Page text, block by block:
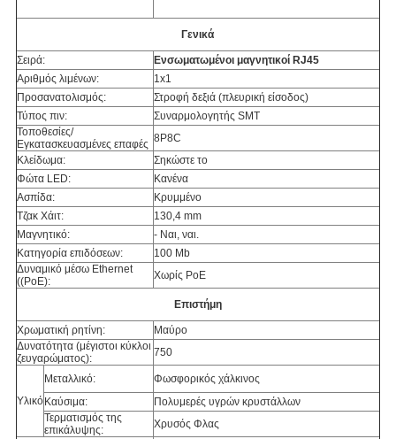
Γενικά
Σειρά:
Ενσωματωμένοι μαγνητικοί RJ45
Αριθμός λιμένων:
1x1
Προσανατολισμός:
Στροφή δεξιά (πλευρική είσοδος)
Τύπος πιν:
Συναρμολογητής SMT
Τοποθεσίες/
Εγκατασκευασμένες επαφές 8P8C
Κλείδωμα:
Σηκώστε το
Φώτα LED:
Κανένα
Ασπίδα:
Κρυμμένο
Τζακ Χάιτ:
130,4 mm
Μαγνητικό:
- Ναι, ναι.
Κατηγορία επιδόσεων:
100 Mb
Δυναμικό μέσω Ethernet
((PoE):
Χωρίς PoE
Επιστήμη
Χρωματική ρητίνη:
Μαύρο
Δυνατότητα (μέγιστοι κύκλοι
ζευγαρώματος):
750
Υλικό
Μεταλλικό:
Φωσφορικός χάλκινος
Καύσιμα:
Πολυμερές υγρών κρυστάλλων
Τερματισμός της
επικάλυψης:
Χρυσός Φλας